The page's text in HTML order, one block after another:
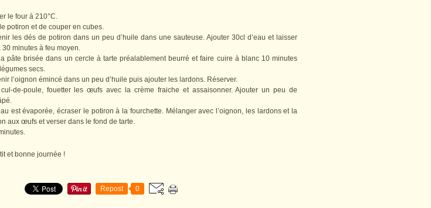
le four à 210°C.
potiron et de couper en cubes.
les dés de potiron dans un peu d’huile dans une sauteuse. Ajouter 30cl d’eau et laisser
30 minutes à feu moyen.
pâte brisée dans un cercle à tarte préalablement beurré et faire cuire à blanc 10 minutes
secs.
l’oignon émincé dans un peu d’huile puis ajouter les lardons. Réserver.
de-poule, fouetter les œufs avec la crème fraiche et assaisonner. Ajouter un peu de
est évaporée, écraser le potiron à la fourchette. Mélanger avec l’oignon, les lardons et la
aux œufs et verser dans le fond de tarte.
et bonne journée !
Repost 0